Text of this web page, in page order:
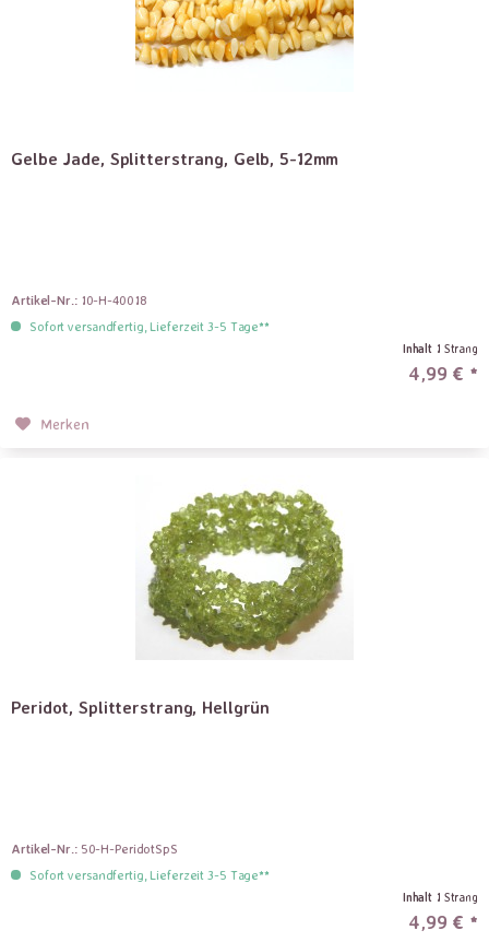
Gelbe Jade, Splitterstrang, Gelb, 5-12mm
Artikel-Nr.: 10-H-40018
Sofort versandfertig, Lieferzeit 3-5 Tage**
Inhalt 1 Strang
4,99 € *
Merken
Peridot, Splitterstrang, Hellgrün
Artikel-Nr.: 50-H-PeridotSpS
Sofort versandfertig, Lieferzeit 3-5 Tage**
Inhalt 1 Strang
4,99 € *